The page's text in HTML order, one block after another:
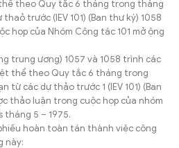
theo Quy tắc 6 tháng trong tháng
trước (IEV 101) (Ban thư ký) 1058
họp của Nhóm Công tác 101 mở ộng
trung ương) 1057 và 1058 trình các
thể theo Quy tắc 6 tháng trong
từ các dự thảo trước 1 (IEV 101) (Ban
thảo luận trong cuộc họp của nhóm
tháng 5 – 1975.
hoàn toàn tán thành việc công
này: